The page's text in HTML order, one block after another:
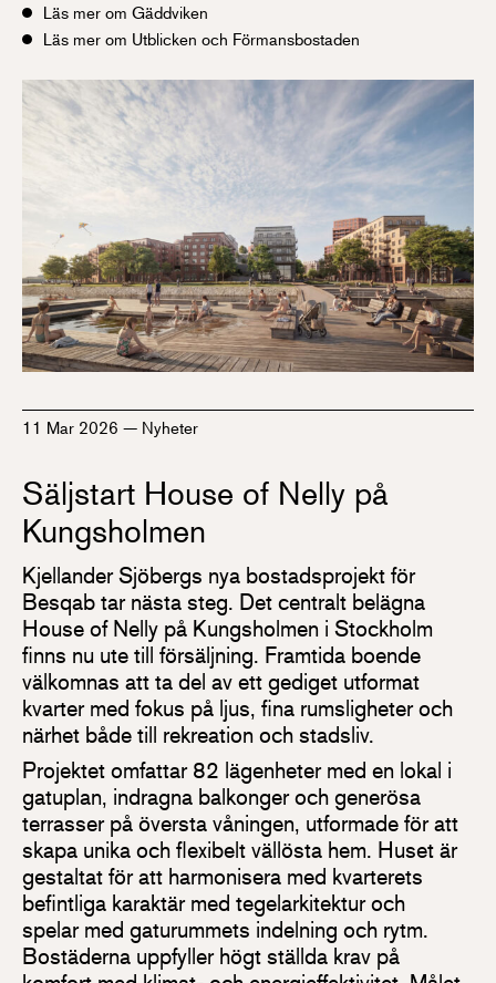
Läs mer om Gäddviken
Läs mer om Utblicken och Förmansbostaden
11 Mar 2026 — Nyheter
Säljstart House of Nelly på
Kungsholmen
Kjellander Sjöbergs nya bostadsprojekt för
Besqab tar nästa steg. Det centralt belägna
House of Nelly på Kungsholmen i Stockholm
finns nu ute till försäljning. Framtida boende
välkomnas att ta del av ett gediget utformat
kvarter med fokus på ljus, fina rumsligheter och
närhet både till rekreation och stadsliv.
Projektet omfattar 82 lägenheter med en lokal i
gatuplan, indragna balkonger och generösa
terrasser på översta våningen, utformade för att
skapa unika och flexibelt vällösta hem. Huset är
gestaltat för att harmonisera med kvarterets
befintliga karaktär med tegelarkitektur och
spelar med gaturummets indelning och rytm.
Bostäderna uppfyller högt ställda krav på